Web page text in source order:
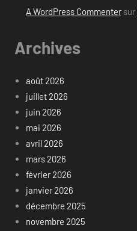
A WordPress Commentersur
Archives
août 2026
juillet 2026
juin 2026
mai 2026
avril 2026
mars 2026
février 2026
janvier 2026
décembre 2025
novembre 2025